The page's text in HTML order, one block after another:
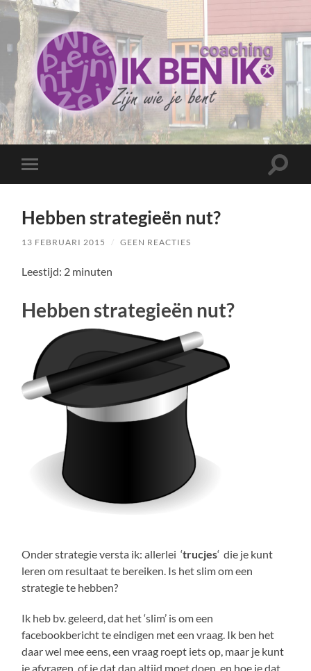
Coaching
Ik
ben
Toggle
mobiel
Toggle
Hebben strategieën nut?
13 FEBRUARI 2015 / GEEN REACTIES
Leestijd: 2 minuten
Hebben strategieën nut?
Onder strategie versta ik: allerlei ‘trucjes‘ die je kunt
leren om resultaat te bereiken. Is het slim om een
strategie te hebben?
Ik heb bv. geleerd, dat het ‘slim’ is om een
facebookbericht te eindigen met een vraag. Ik ben het
daar wel mee eens, een vraag roept iets op, maar je kunt
je afvragen, of je dat dan altijd moet doen, en hoe je dat